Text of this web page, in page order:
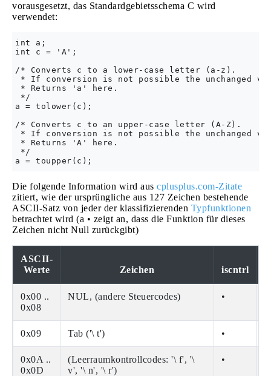
vorausgesetzt, das Standardgebietsschema C wird
verwendet:
int a;
int c = 'A';
/* Converts c to a lower-case letter (a-z).
* If conversion is not possible the unchanged
* Returns 'a' here.
*/
a = tolower(c);
/* Converts c to an upper-case letter (A-Z).
* If conversion is not possible the unchanged
* Returns 'A' here.
*/
Die folgende Information wird aus cplusplus.com-Zitate
zitiert, wie der ursprüngliche aus 127 Zeichen bestehende
ASCII-Satz von jeder der klassifizierenden Typfunktionen
betrachtet wird (a • zeigt an, dass die Funktion für dieses
Zeichen nicht Null zurückgibt)
ASCII-
Werte
Zeichen iscntrl
0x00 ..
0x08
NUL, (andere Steuercodes) •
0x09 Tab ('\ t') •
0x0A ..
0x0D
(Leerraumkontrollcodes: '\ f', '\
v', '\ n', '\ r')
•